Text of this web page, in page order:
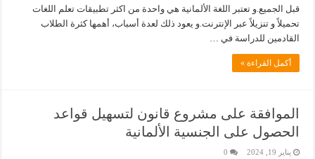
قبل الجميع.و تعتبر اللغة الألمانية هي واحدة من اكثر تطبيقات تعلم اللغات
تحميلاً و تنزيلاً عبر الإنترنت.و يعود ذلك لعدة أسباب، أهمها كثرة الطلاب
القادمين للدراسة في …
أكمل القراءة »
الموافقة على مشروع قانون لتسهيل قواعد
الحصول على الجنسية الألمانية
يناير 19, 2024 0